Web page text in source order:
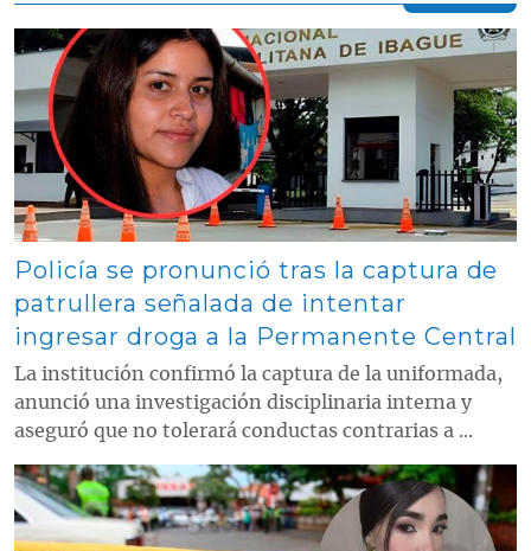
Contenido multimedia principal
Policía se pronunció tras la captura de
patrullera señalada de intentar
ingresar droga a la Permanente Central
La institución confirmó la captura de la uniformada,
anunció una investigación disciplinaria interna y
aseguró que no tolerará conductas contrarias a ...
Contenido multimedia principal